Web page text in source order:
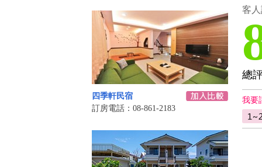
四季軒民宿
訂房電話：08-861-2183
客
總
我要